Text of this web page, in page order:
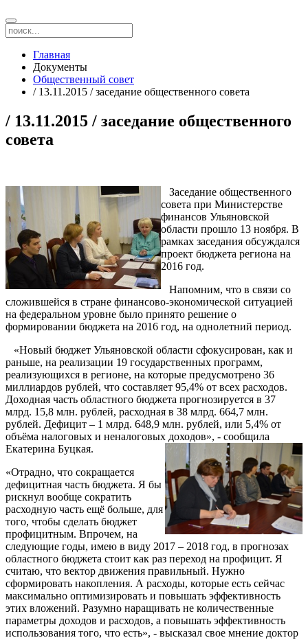
Главная
Документы
Общественный совет
/ 13.11.2015 / заседание общественного совета
/ 13.11.2015 / заседание общественного
совета
Заседание общественного
совета при Министерстве
финансов Ульяновской
области прошло 13 ноября. В
рамках заседания обсуждался
проект бюджета региона на
2016 год.
Напомним, что в связи со
сложившейся в стране финансово-экономической ситуацией
на федеральном уровне было принято решение о
формировании бюджета на 2016 год, на однолетний период.
«Новый бюджет Ульяновской области сфокусирован, как и
раньше, на реализации 19 государственных программ,
реализующихся в регионе, на которые предусмотрено 36
миллиардов рублей, что составляет 95,4% от всех расходов.
Доходная часть областного бюджета прогнозируется в 37
млрд. 15,8 млн. рублей, расходная в 38 млрд. 664,7 млн.
рублей. Дефицит – 1 млрд. 648,9 млн. рублей, или 5,4% от
объёма налоговых и неналоговых доходов», - сообщила
Екатерина Буцкая.
«Отрадно, что сокращается
дефицитная часть бюджета. Я бы
рискнул вообще сократить
расходную часть ещё больше, для
того, чтобы сделать бюджет
профицитным. Впрочем, на
следующие годы, имею в виду 2017 – 2018 год, в прогнозах
областного бюджета стоит как раз переход на профицит. Я
считаю, что вектор движения правильный. Нужно
сформировать накопления. А расходы, которые есть сейчас
максимально оптимизировать и повышать эффективность
этих вложений. Разумно наращивать не количественные
параметры доходов и расходов, а повышать эффективность
использования того, что есть», - высказал свое мнение доктор